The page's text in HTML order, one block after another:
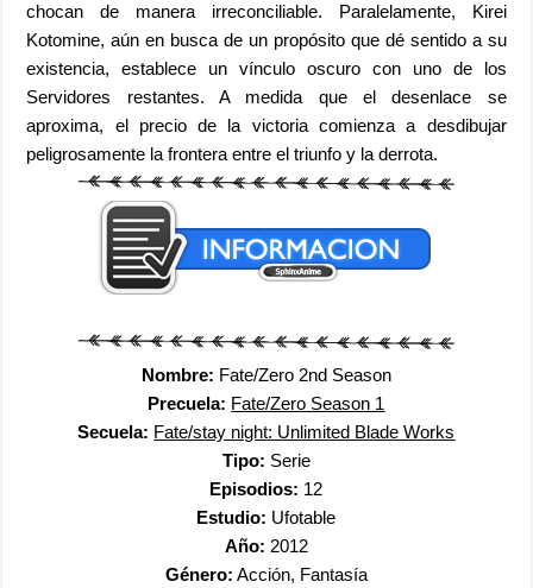
chocan de manera irreconciliable. Paralelamente, Kirei
Kotomine, aún en busca de un propósito que dé sentido a su
existencia, establece un vínculo oscuro con uno de los
Servidores restantes. A medida que el desenlace se
aproxima, el precio de la victoria comienza a desdibujar
peligrosamente la frontera entre el triunfo y la derrota.
Nombre: Fate/Zero 2nd Season
Precuela: Fate/Zero Season 1
Secuela: Fate/stay night: Unlimited Blade Works
Tipo: Serie
Episodios: 12
Estudio: Ufotable
Año: 2012
Género: Acción, Fantasía